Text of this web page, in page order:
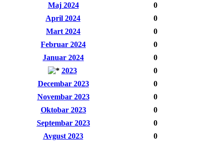
Maj 2024
0
April 2024
0
Mart 2024
0
Februar 2024
0
Januar 2024
0
2023
0
Decembar 2023
0
Novembar 2023
0
Oktobar 2023
0
Septembar 2023
0
Avgust 2023
0